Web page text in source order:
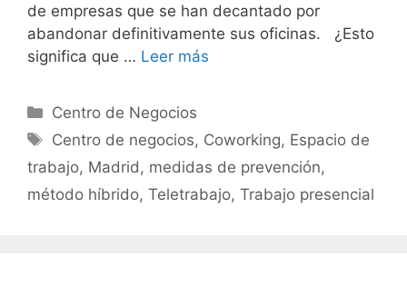
de empresas que se han decantado por
abandonar definitivamente sus oficinas. ¿Esto
significa que … Leer más
Categorías
Centro de Negocios
Etiquetas
Centro de negocios, Coworking, Espacio de
trabajo, Madrid , medidas de prevención,
método híbrido, Teletrabajo, Trabajo presencial